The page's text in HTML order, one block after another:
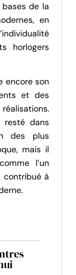
de la
en
horlogers
encore son
et des
resté dans
des plus
mais il
l’un
contribué à